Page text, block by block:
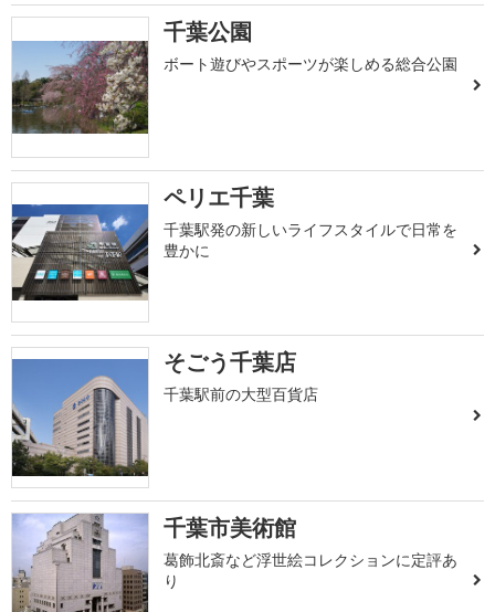
千葉公園
ボート遊びやスポーツが楽しめる総合公園
ペリエ千葉
千葉駅発の新しいライフスタイルで日常を
豊かに
そごう千葉店
千葉駅前の大型百貨店
千葉市美術館
葛飾北斎など浮世絵コレクションに定評あ
り